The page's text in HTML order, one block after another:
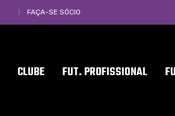
FAÇA-SE SÓCIO
CLUBE FUT. PROFISSIONAL